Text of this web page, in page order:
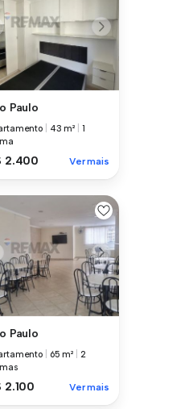
Paulo
43 m²
1
2.400 Ver mais
Paulo
65 m²
2
2.100 Ver mais